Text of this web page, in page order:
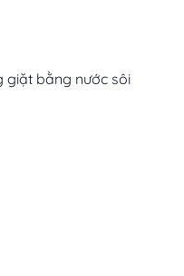
giặt bằng nước sôi